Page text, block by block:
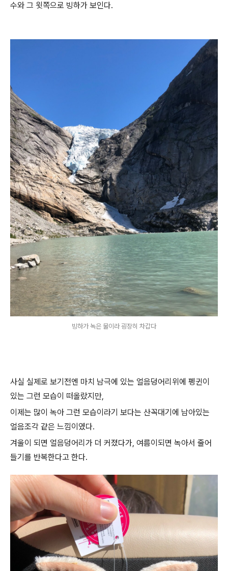
수와 그 윗쪽으로 빙하가 보인다.
빙하가 녹은 물이라 굉장히 차갑다
사실 실제로 보기전엔 마치 남극에 있는 얼음덩어리위에 펭귄이
있는 그런 모습이 떠올랐지만,
이제는 많이 녹아 그런 모습이라기 보다는 산꼭대기에 남아있는
얼음조각 같은 느낌이였다.
겨울이 되면 얼음덩어리가 더 커졌다가, 여름이되면 녹아서 줄어
들기를 반복한다고 한다.